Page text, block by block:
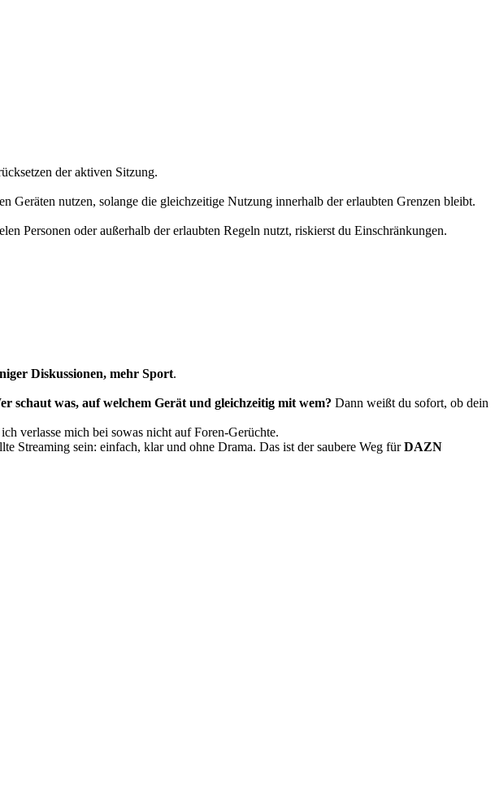
der aktiven Sitzung.
Geräten nutzen, solange die gleichzeitige Nutzung innerhalb der erlaubten Grenzen bleibt.
Personen oder außerhalb der erlaubten Regeln nutzt, riskierst du Einschränkungen.
Diskussionen, mehr Sport.
schaut was, auf welchem Gerät und gleichzeitig mit wem? Dann weißt du sofort, ob dein
verlasse mich bei sowas nicht auf Foren-Gerüchte.
Streaming sein: einfach, klar und ohne Drama. Das ist der saubere Weg fürDAZN